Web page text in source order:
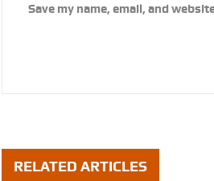
Save my name, email, and
RELATED ARTICLES